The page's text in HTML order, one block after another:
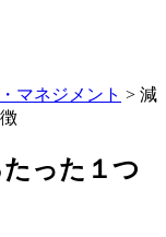
マネジメント > 減
った１つ